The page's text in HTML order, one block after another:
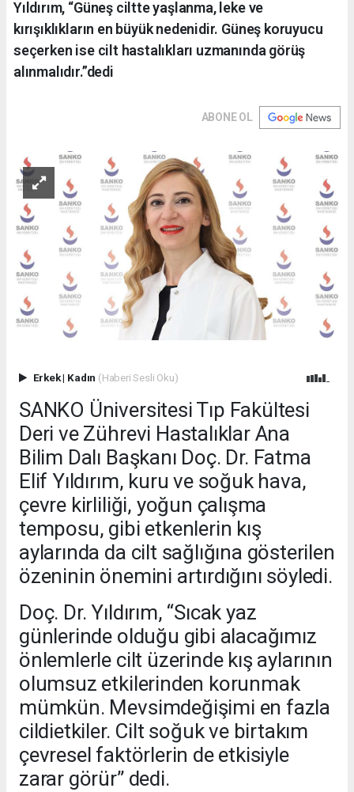
Yıldırım, “Güneş ciltte yaşlanma, leke ve
kırışıklıkların en büyük nedenidir. Güneş koruyucu
seçerken ise cilt hastalıkları uzmanında görüş
alınmalıdır.”dedi
ABONE OL
Erkek| Kadın (Haberi Sesli Oku)
SANKO Üniversitesi Tıp Fakültesi
Deri ve Zührevi Hastalıklar Ana
Bilim Dalı Başkanı Doç. Dr. Fatma
Elif Yıldırım, kuru ve soğuk hava,
çevre kirliliği, yoğun çalışma
temposu, gibi etkenlerin kış
aylarında da cilt sağlığına gösterilen
özeninin önemini artırdığını söyledi.
Doç. Dr. Yıldırım, “Sıcak yaz
günlerinde olduğu gibi alacağımız
önlemlerle cilt üzerinde kış aylarının
olumsuz etkilerinden korunmak
mümkün. Mevsimdeğişimi en fazla
cildietkiler. Cilt soğuk ve birtakım
çevresel faktörlerin de etkisiyle
zarar görür” dedi.